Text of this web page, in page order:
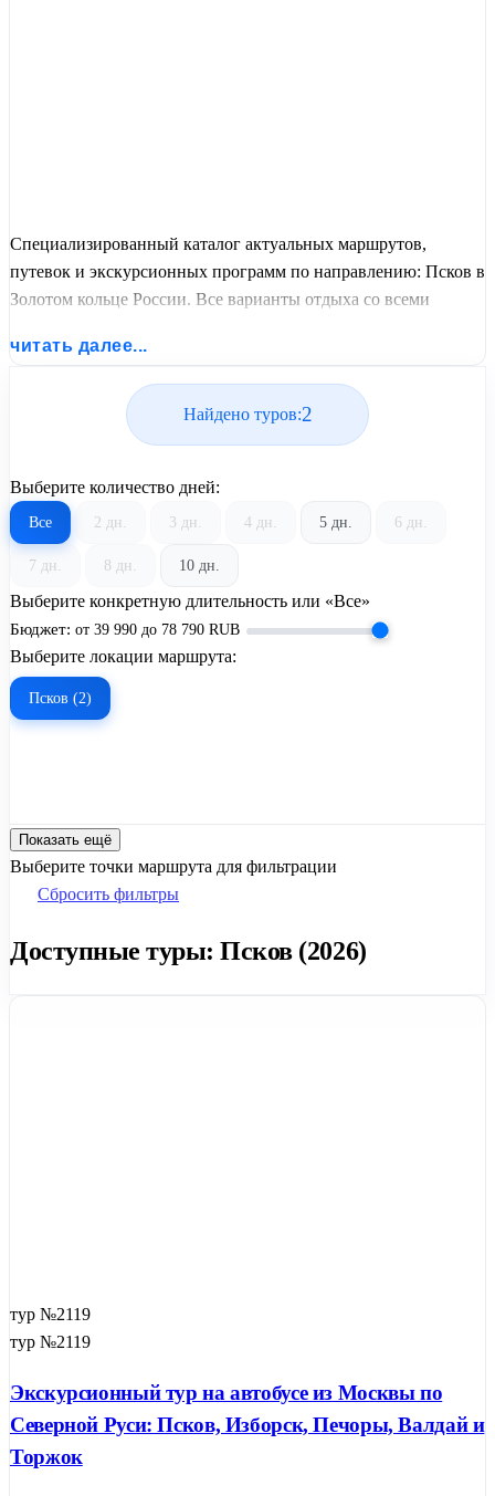
Специализированный каталог актуальных маршрутов,
путевок и экскурсионных программ по направлению: Псков в
Золотом кольце России. Все варианты отдыха со всеми
актуальным графиком заездов от United Travel Systems.
читать далее...
Найдено туров:2
Выберите количество дней:
Все 2 дн. 3 дн. 4 дн. 5 дн. 6 дн.
7 дн. 8 дн. 10 дн.
Выберите конкретную длительность или «Все»
Бюджет: от 39 990 до 78 790 RUB
Выберите локации маршрута:
Псков (2)
Показать ещё
Выберите точки маршрута для фильтрации
Сбросить фильтры
Доступные туры: Псков (2026)
тур №2119
тур №2119
Экскурсионный тур на автобусе из Москвы по
Северной Руси: Псков, Изборск, Печоры, Валдай и
Торжок